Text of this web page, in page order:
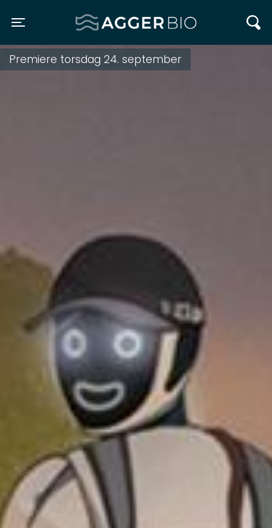
Toggle navigation
Agger BIO
Premiere torsdag 24. september